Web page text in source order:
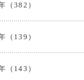
（382）
（139）
（143）